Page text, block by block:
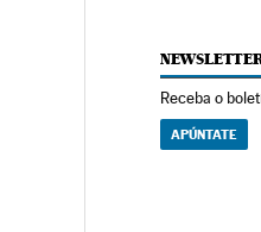
Receba o
APÚNTATE